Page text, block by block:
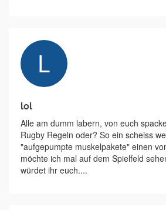
lol
Alle am dumm labern, von euch
Rugby Regeln oder? So ein scheiss
"aufgepumpte muskelpakete" einen
möchte ich mal auf dem Spielfeld
würdet ihr euch....